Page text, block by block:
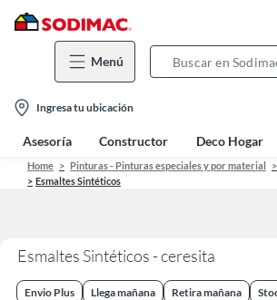
Menú
location-
icon
Ingresa tu ubicación
Asesoría Constructor Deco Hogar
Home Pinturas - Pinturas especiales y por material
Esmaltes Sintéticos
Esmaltes Sintéticos - ceresita
Envio Plus Llega mañana Retira mañana